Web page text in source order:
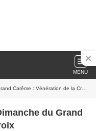
MENU
Carême : Vénération de la Croix
du Grand